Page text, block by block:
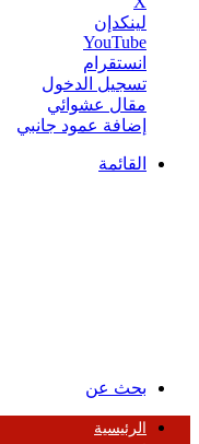
لينكدإن
‫YouTube
انستقرام
تسجيل الدخول
مقال عشوائي
إضافة عمود جانبي
القائمة
بحث عن
الرئيسية